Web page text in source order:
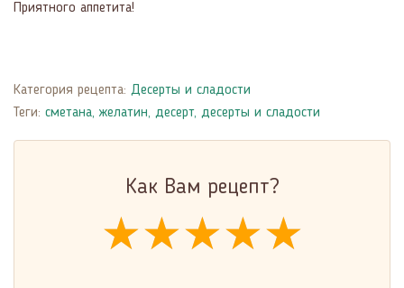
Приятного аппетита!
Категория рецепта: Десерты и сладости
Теги: сметана, желатин, десерт, десерты и сладости
Как Вам рецепт?
★★★★★
★★★★★
★★★★★